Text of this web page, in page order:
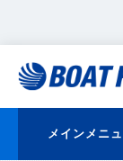
メインメニ